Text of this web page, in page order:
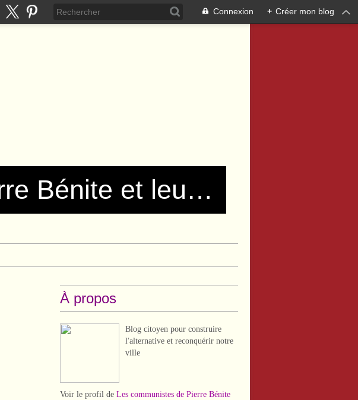
Connexion + Créer mon blog
Les communistes de Pierre Bénite et leurs amis !
À propos
Blog citoyen pour construire
l'alternative et reconquérir notre
ville
Voir le profil de Les communistes de Pierre Bénite